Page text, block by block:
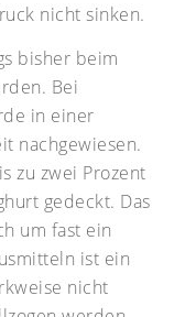
nicht sinken.
bisher beim
Bei
in einer
nachgewiesen.
zu zwei Prozent
gedeckt. Das
um fast ein
ist ein
nicht